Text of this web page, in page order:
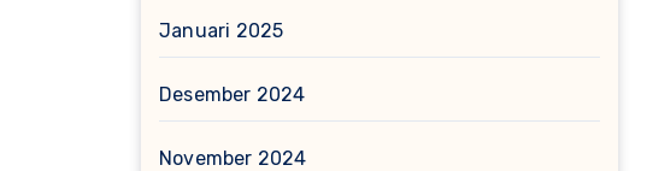
Januari 2025
Desember 2024
November 2024